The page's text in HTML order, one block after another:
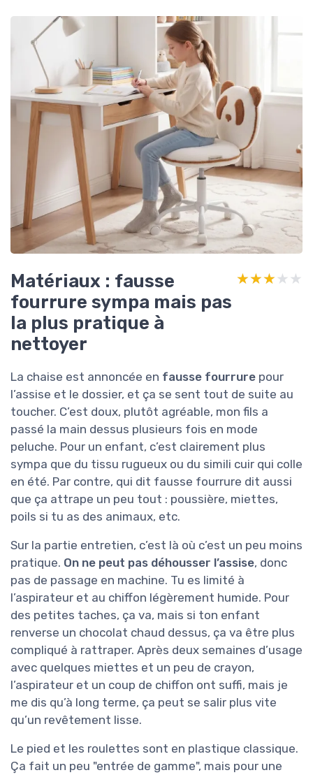
Matériaux : fausse
fourrure sympa mais pas
la plus pratique à
nettoyer
★★★★★
★★★★★
La chaise est annoncée en fausse fourrure pour
l’assise et le dossier, et ça se sent tout de suite au
toucher. C’est doux, plutôt agréable, mon fils a
passé la main dessus plusieurs fois en mode
peluche. Pour un enfant, c’est clairement plus
sympa que du tissu rugueux ou du simili cuir qui colle
en été. Par contre, qui dit fausse fourrure dit aussi
que ça attrape un peu tout : poussière, miettes,
poils si tu as des animaux, etc.
Sur la partie entretien, c’est là où c’est un peu moins
pratique. On ne peut pas déhousser l’assise, donc
pas de passage en machine. Tu es limité à
l’aspirateur et au chiffon légèrement humide. Pour
des petites taches, ça va, mais si ton enfant
renverse un chocolat chaud dessus, ça va être plus
compliqué à rattraper. Après deux semaines d’usage
avec quelques miettes et un peu de crayon,
l’aspirateur et un coup de chiffon ont suffi, mais je
me dis qu’à long terme, ça peut se salir plus vite
qu’un revêtement lisse.
Le pied et les roulettes sont en plastique classique.
Ça fait un peu "entrée de gamme", mais pour une